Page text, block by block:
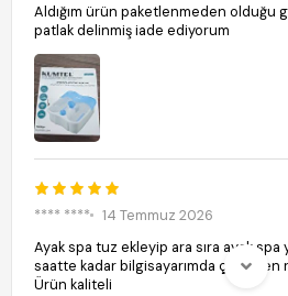
Aldığım ürün paketlenmeden olduğu
patlak delinmiş iade ediyorum
**** ****
14 Temmuz 2026
Ayak spa tuz ekleyip ara sıra ayak spa
saatte kadar bilgisayarımda
Ürün kaliteli